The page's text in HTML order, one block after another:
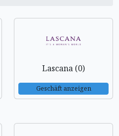
Lascana (0)
Geschäft anzeigen